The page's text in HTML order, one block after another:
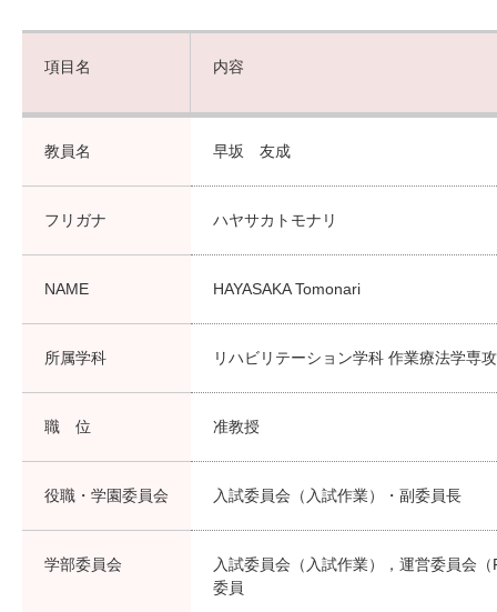
項目名 内容
教員名 早坂 友成
フリガナ ハヤサカトモナリ
NAME HAYASAKA Tomonari
所属学科 リハビリテーション学科 作業療法学専攻
職 位 准教授
役職・学園委員会 入試委員会（入試作業）・副委員長
学部委員会
入試委員会（入試作業），運営委員会
委員